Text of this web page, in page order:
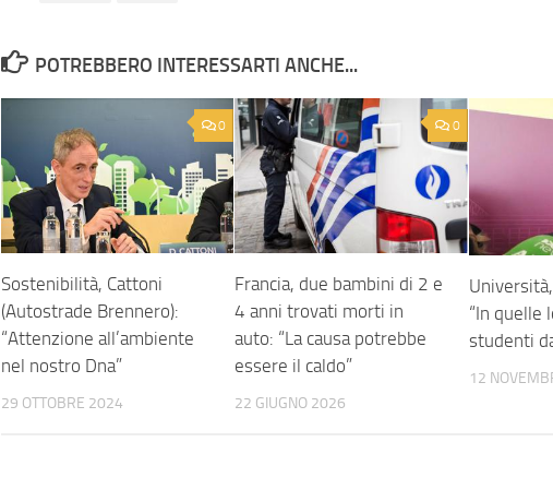
POTREBBERO INTERESSARTI ANCHE...
0
Sostenibilità, Cattoni
(Autostrade Brennero):
“Attenzione all’ambiente
nel nostro Dna”
29 OTTOBRE 2024
0
Francia, due bambini di 2 e
4 anni trovati morti in
auto: “La causa potrebbe
essere il caldo”
22 GIUGNO 2026
“In quelle
studenti
12